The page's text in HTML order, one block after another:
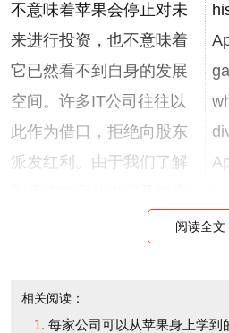
不意味着苹果会停止对未
来进行投资，也不意味着
它已然看不到自身的发展
空间。许多IT公司往往以
此作为借口，拒绝向股东
派发红利。由于我们了解
是提前拟定的，因此我们
内容做到了深思熟虑。现
阅读全文
相关阅读：
每家公司可以从苹果身上学到